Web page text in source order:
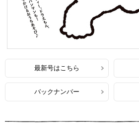
最新号はこちら
バックナンバー